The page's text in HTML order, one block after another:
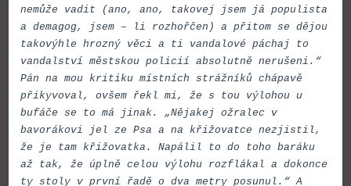
nemůže vadit (ano, ano, takovej jsem já populista
a demagog, jsem – li rozhořčen) a přitom se dějou
takovýhle hrozný věci a ti vandalové páchaj to
vandalství městskou policií absolutně nerušeni.“
Pán na mou kritiku místních strážníků chápavě
přikyvoval, ovšem řekl mi, že s tou výlohou u
bufáče se to má jinak. „Nějakej ožralec v
bavorákovi jel ze Psa a na křižovatce nezjistil,
že je tam křižovatka. Napálil to do toho baráku
až tak, že úplně celou výlohu rozflákal a dokonce
ty stoly v první řadě o dva metry posunul.“ A